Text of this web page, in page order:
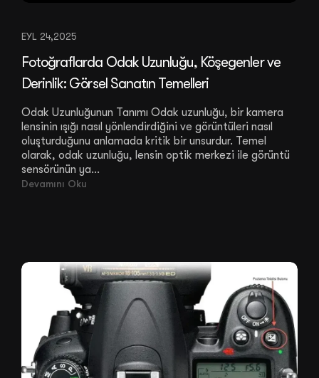
EYL 24,2025
Fotoğraflarda Odak Uzunluğu, Köşegenler ve
Derinlik: Görsel Sanatın Temelleri
Odak Uzunluğunun Tanımı Odak uzunluğu, bir kamera
lensinin ışığı nasıl yönlendirdiğini ve görüntüleri nasıl
oluşturduğunu anlamada kritik bir unsurdur. Temel
olarak, odak uzunluğu, lensin optik merkezi ile görüntü
sensörünün ya...
Devamını Oku